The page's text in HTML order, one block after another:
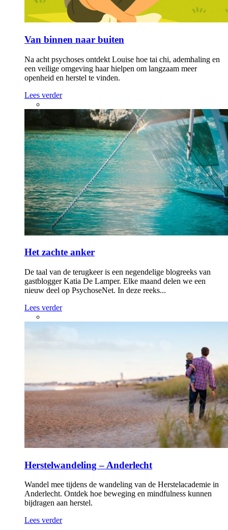
Van binnen naar buiten
Na acht psychoses ontdekt Louise hoe tai chi, ademhaling en
een veilige omgeving haar hielpen om langzaam meer
openheid en herstel te vinden.
Lees verder
Het zachte anker
De taal van de terugkeer is een negendelige blogreeks van
gastblogger Katia De Lamper. Elke maand delen we een
nieuw deel op PsychoseNet. In deze reeks...
Lees verder
Herstelwandeling – Anderlecht
Wandel mee tijdens de wandeling van de Herstelacademie in
Anderlecht. Ontdek hoe beweging en mindfulness kunnen
bijdragen aan herstel.
Lees verder